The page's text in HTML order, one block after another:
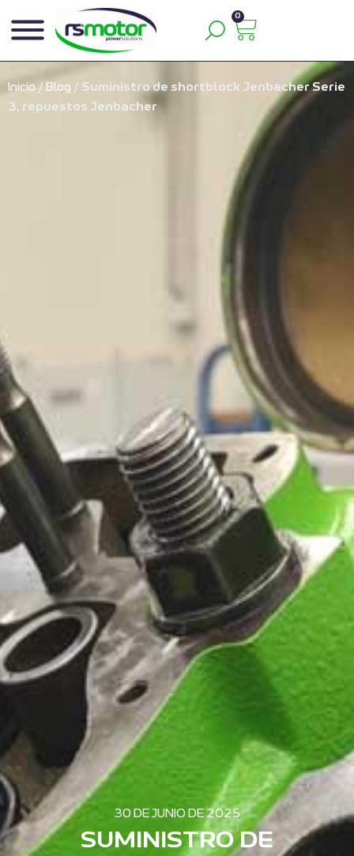
0
Inicio / Blog / Suministro de shortblock Jenbacher Serie
3, repuestos Jenbacher
30 DE JUNIO DE 2025
SUMINISTRO DE